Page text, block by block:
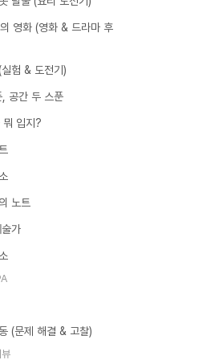
영화 (영화 & 드라마 후
험 & 도전기)
공간 두 스푼
입지?
노트
가
(문제 해결 & 고찰)